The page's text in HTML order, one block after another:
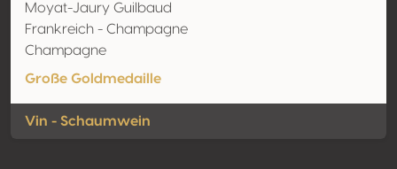
Moyat-Jaury Guilbaud
Frankreich - Champagne
Champagne
Große Goldmedaille
Vin - Schaumwein